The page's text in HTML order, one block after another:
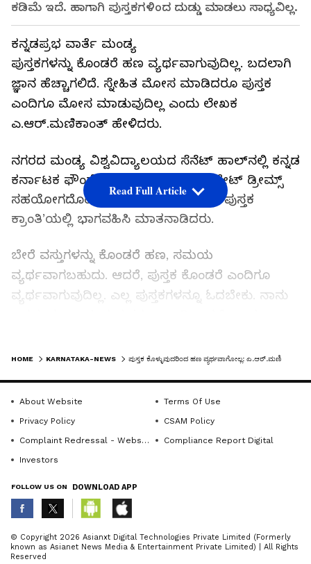
ಕಡಿಮೆ ಇದೆ. ಹಾಗಾಗಿ ಪುಸ್ತಕಗಳಿಂದ ದುಡ್ಡು ಮಾಡಲು ಸಾಧ್ಯವಿಲ್ಲ.
ಕನ್ನಡಪ್ರಭ ವಾರ್ತೆ ಮಂಡ್ಯ
ಪುಸ್ತಕಗಳನ್ನು ಕೊಂಡರೆ ಹಣ ವ್ಯರ್ಥವಾಗುವುದಿಲ್ಲ. ಬದಲಾಗಿ
ಜ್ಞಾನ ಹೆಚ್ಚಾಗಲಿದೆ. ಸ್ನೇಹಿತ ಮೋಸ ಮಾಡಿದರೂ ಪುಸ್ತಕ
ಎಂದಿಗೂ ಮೋಸ ಮಾಡುವುದಿಲ್ಲ ಎಂದು ಲೇಖಕ
ಎ.ಆರ್.ಮಣಿಕಾಂತ್ ಹೇಳಿದರು.
ನಗರದ ಮಂಡ್ಯ ವಿಶ್ವವಿದ್ಯಾಲಯದ ಸೆನೆಟ್ ಹಾಲ್‌ನಲ್ಲಿ ಕನ್ನಡ
ಕರ್ನಾಟಕ ಫೌಂಡೇಷನ್ ಹಾಗೂ ಎಂಪ್ಟಿ ಪಾಕೇಟ್ ಡ್ರೀಮ್ಸ್
ಸಹಯೋಗದೊಂದಿಗೆ ‘ಆಪ್ತ ಸಂವಾದ: ಒಂದು ಪುಸ್ತಕ
ಕ್ರಾಂತಿ’ಯಲ್ಲಿ ಭಾಗವಹಿಸಿ ಮಾತನಾಡಿದರು.
ಬೇರೆ ವಸ್ತುಗಳನ್ನು ಕೊಂಡರೆ ಹಣ, ಸಮಯ
ವ್ಯರ್ಥವಾಗಬಹುದು. ಆದರೆ, ಪುಸ್ತಕ ಕೊಂಡರೆ ಎಂದಿಗೂ
ವ್ಯರ್ಥವಾಗುವುದಿಲ್ಲ. ಎಲ್ಲ ಪುಸ್ತಕಗಳನ್ನೂ ಓದಬೇಕು. ನಾನು
ಎಲ್ಲ ಪುಸ್ತಕಗಳನ್ನು ಓದಬೇಕು ಎಂದರು.
ಪುಸ್ತಕಗಳಿಗೆ ರಾಯಧನವೂ ಬರಲಿದೆ. ಕನ್ನಡದ ಪುಸ್ತಕಗಳ ಸ್ಥಿತಿ
Read Full Article
ABOUT THE AUTHOR
K KannadaprabhaNewsNetwork
HOME KARNATAKA-NEWS
About Website
Terms Of Use
Privacy Policy
CSAM Policy
Complaint Redressal - Website
Compliance Report Digital
Investors
FOLLOW US ON DOWNLOAD APP
© Copyright 2026 Asianxt Digital Technologies Private Limited (Formerly
known as Asianet News Media & Entertainment Private Limited) | All Rights
Reserved